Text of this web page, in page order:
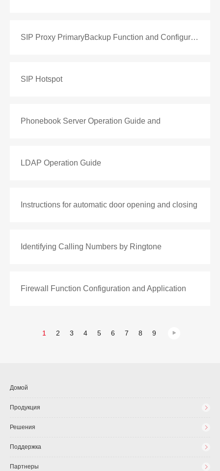
SIP Proxy PrimaryBackup Function and Configuration
SIP Hotspot
Phonebook Server Operation Guide and
LDAP Operation Guide
Instructions for automatic door opening and closing
Identifying Calling Numbers by Ringtone
Firewall Function Configuration and Application
1 2 3 4 5 6 7 8 9
Домой
Продукция
Решения
Поддержка
Партнеры